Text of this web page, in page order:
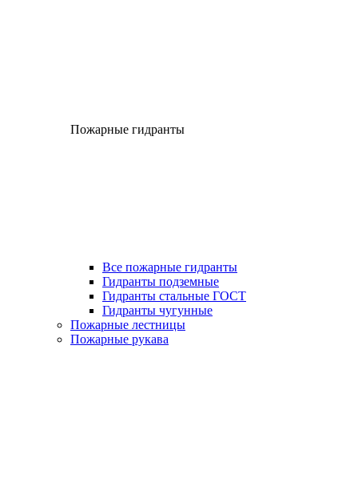
Пожарные гидранты
Все пожарные гидранты
Гидранты подземные
Гидранты стальные ГОСТ
Гидранты чугунные
Пожарные лестницы
Пожарные рукава